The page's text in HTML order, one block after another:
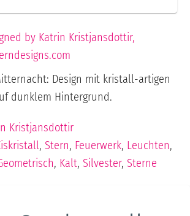
by Katrin Kristjansdottir,
Design mit kristall-artigen
dunklem Hintergrund.
Kristjansdottir
,Stern, Feuerwerk, Leuchten,
, Kalt,Silvester,Sterne